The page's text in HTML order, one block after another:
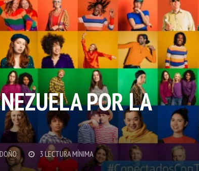
POR LA
3 LECTURA MÍNIMA